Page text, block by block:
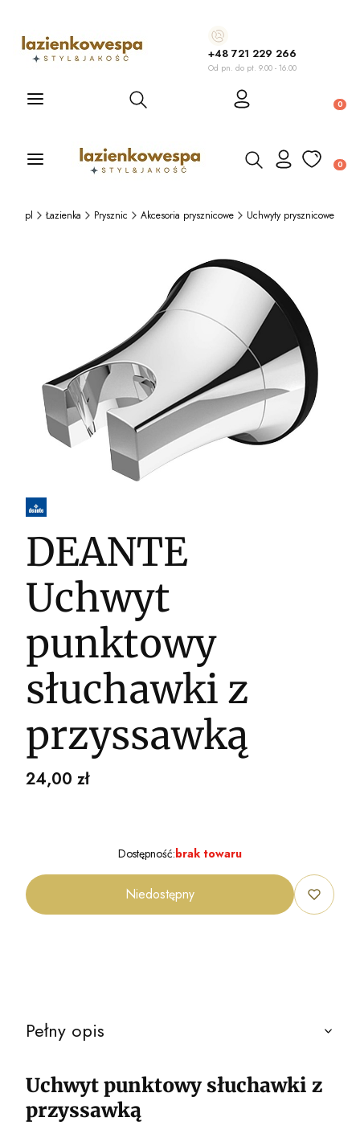
+48 721 229 266
Od pn. do pt. 9.00 - 16.00
Otwórz wyszukiwarkę
Otwórz wyszukiwarkę
Łazienka Prysznic Akcesoria prysznicowe Uchwyty prysznicowe
DEANTE
Uchwyt
punktowy
słuchawki z
przyssawką
Cena
24,00 zł
Dostępność:brak towaru
Niedostępny
Pełny opis
Uchwyt punktowy słuchawki z
przyssawką